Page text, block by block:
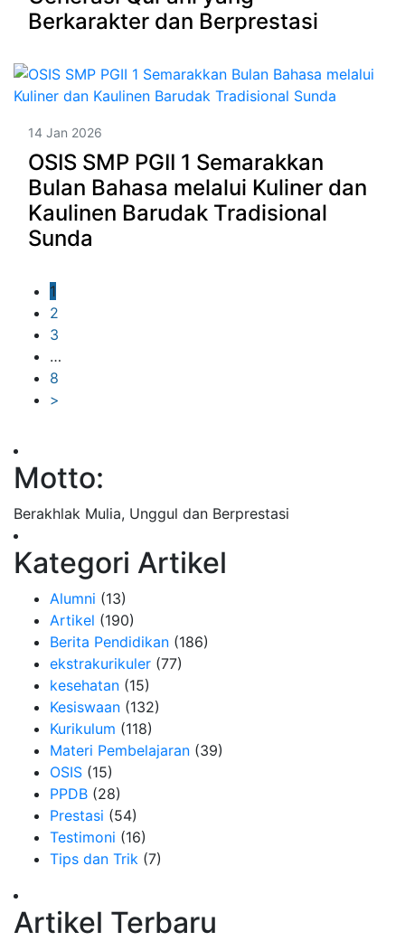
Berkarakter dan Berprestasi
14 Jan 2026
OSIS SMP PGII 1 Semarakkan
Bulan Bahasa melalui Kuliner dan
Kaulinen Barudak Tradisional
Sunda
1
2
3
…
8
>
Motto:
Berakhlak Mulia, Unggul dan Berprestasi
Kategori Artikel
Alumni (13)
Artikel (190)
Berita Pendidikan (186)
ekstrakurikuler (77)
kesehatan (15)
Kesiswaan (132)
Kurikulum (118)
Materi Pembelajaran (39)
OSIS (15)
PPDB (28)
Prestasi (54)
Testimoni (16)
Tips dan Trik (7)
Artikel Terbaru